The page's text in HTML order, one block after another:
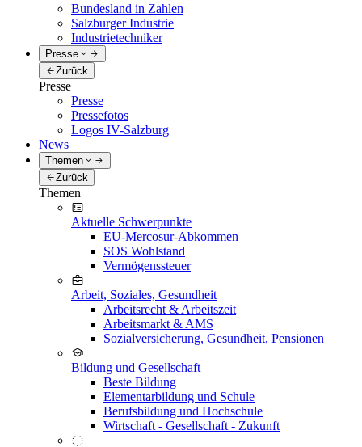
Bundesland in Zahlen
Salzburger Industrie
Industrietechniker
Presse
Zurück
Presse
Presse
Pressefotos
Logos IV-Salzburg
News
Themen
Zurück
Themen
Aktuelle Schwerpunkte
EU-Mercosur-Abkommen
SOS Wohlstand
Vermögenssteuer
Arbeit, Soziales, Gesundheit
Arbeitsrecht & Arbeitszeit
Arbeitsmarkt & AMS
Sozialversicherung, Gesundheit, Pensionen
Bildung und Gesellschaft
Beste Bildung
Elementarbildung und Schule
Berufsbildung und Hochschule
Wirtschaft - Gesellschaft - Zukunft